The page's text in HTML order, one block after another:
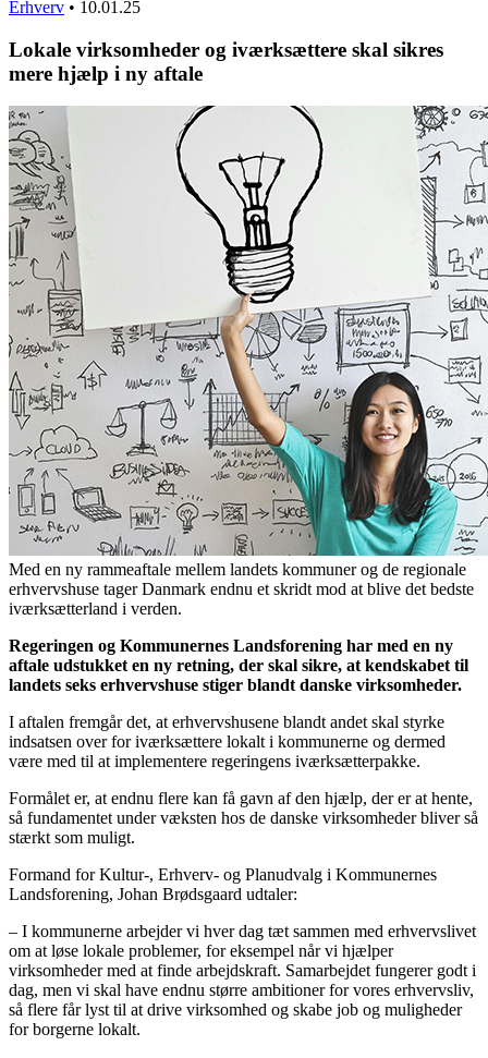
Erhverv • 10.01.25
Lokale virksomheder og iværksættere skal sikres
mere hjælp i ny aftale
Med en ny rammeaftale mellem landets kommuner og de regionale
erhvervshuse tager Danmark endnu et skridt mod at blive det bedste
iværksætterland i verden.
Regeringen og Kommunernes Landsforening har med en ny
aftale udstukket en ny retning, der skal sikre, at kendskabet til
landets seks erhvervshuse stiger blandt danske virksomheder.
I aftalen fremgår det, at erhvervshusene blandt andet skal styrke
indsatsen over for iværksættere lokalt i kommunerne og dermed
være med til at implementere regeringens iværksætterpakke.
Formålet er, at endnu flere kan få gavn af den hjælp, der er at hente,
så fundamentet under væksten hos de danske virksomheder bliver så
stærkt som muligt.
Formand for Kultur-, Erhverv- og Planudvalg i Kommunernes
Landsforening, Johan Brødsgaard udtaler:
– I kommunerne arbejder vi hver dag tæt sammen med erhvervslivet
om at løse lokale problemer, for eksempel når vi hjælper
virksomheder med at finde arbejdskraft. Samarbejdet fungerer godt i
dag, men vi skal have endnu større ambitioner for vores erhvervsliv,
så flere får lyst til at drive virksomhed og skabe job og muligheder
for borgerne lokalt.